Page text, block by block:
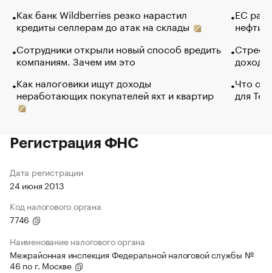
Как банк Wildberries резко нарастил
кредиты селлерам до атак на склады
Сотрудники открыли новый способ вредить
компаниям. Зачем им это
Как налоговики ищут доходы
неработающих покупателей яхт и квартир
ЕС
нефти
Что
для
Регистрация ФНС
Дата регистрации
24 июня 2013
Код налогового органа
7746
Наименование налогового органа
Межрайонная инспекция Федеральной налоговой службы №
46 по г. Москве